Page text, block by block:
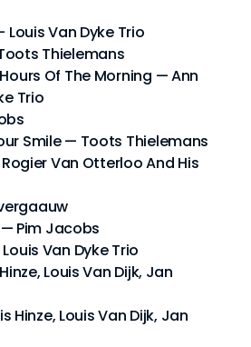
Louis Van Dyke Trio
Thielemans
Of The Morning — Ann
Trio
Smile — Toots Thielemans
Van Otterloo And His
— Pim Jacobs
Van Dyke Trio
Louis Van Dijk, Jan
Hinze, Louis Van Dijk, Jan